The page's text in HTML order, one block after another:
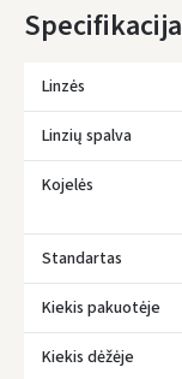
Specifikacija
Linzės
Linzių spalva
Kojelės
Standartas
Kiekis pakuotėje
Kiekis dėžėje
Įvertinimas: